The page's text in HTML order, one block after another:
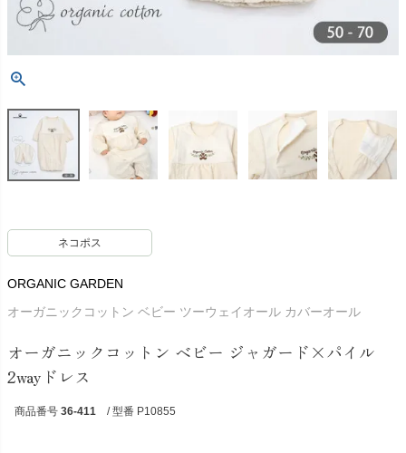
ネコポス
ORGANIC GARDEN
オーガニックコットン ベビー ツーウェイオール カバーオール
オーガニックコットン ベビー ジャガード×パイル
2wayドレス
商品番号 36-411 / 型番 P10855